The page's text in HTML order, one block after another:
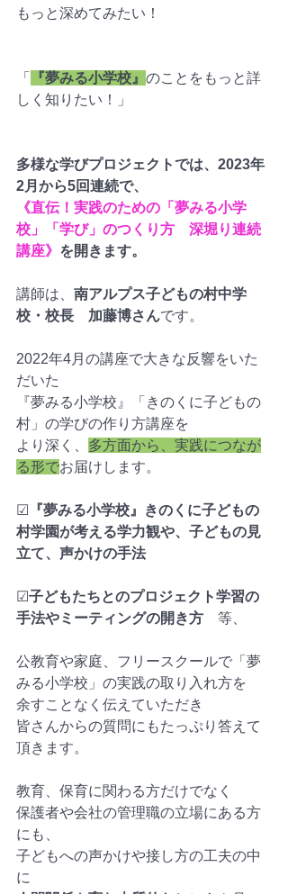
もっと深めてみたい！
「 『夢みる小学校』 のことをもっと詳
しく知りたい！」
多様な学びプロジェクトでは、2023年
2月から5回連続で、
《直伝！実践のための「夢みる小学
校」「学び」のつくり方　深堀り連続
講座》 を開きます。
講師は、 南アルプス子どもの村中学
校・校長　加藤博さんです。
2022年4月の講座で大きな反響をいた
だいた
『夢みる小学校』「きのくに子どもの
村」の学びの作り方講座を
より深く、 多方面から、実践につなが
る形でお届けします。
☑︎ 『夢みる小学校』きのくに子どもの
村学園が考える学力観や、子どもの見
立て、声かけの手法
☑︎子どもたちとのプロジェクト学習の
手法やミーティングの開き方 等、
公教育や家庭、フリースクールで「夢
みる小学校」の実践の取り入れ方を
余すことなく伝えていただき
皆さんからの質問にもたっぷり答えて
頂きます。
教育、保育に関わる方だけでなく
保護者や会社の管理職の立場にある方
にも、
子どもへの声かけや接し方の工夫の中
に